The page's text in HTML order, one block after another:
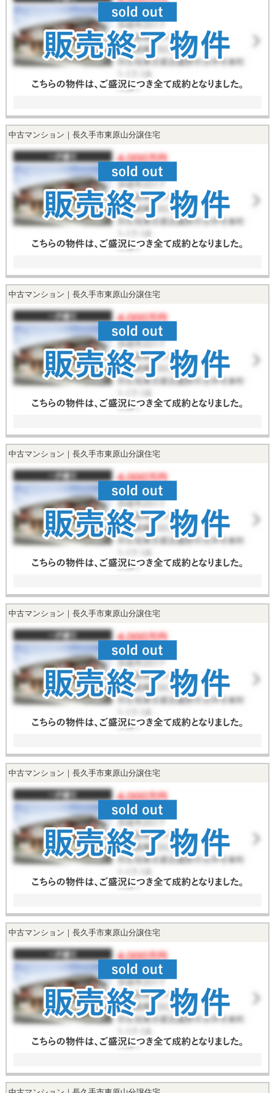
中古マンション｜長久手市東原山分譲住宅
中古マンション｜長久手市東原山分譲住宅
中古マンション｜長久手市東原山分譲住宅
中古マンション｜長久手市東原山分譲住宅
中古マンション｜長久手市東原山分譲住宅
中古マンション｜長久手市東原山分譲住宅